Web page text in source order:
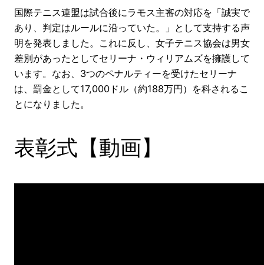
国際テニス連盟は試合後にラモス主審の対応を「誠実で
あり、判定はルールに沿っていた。」として支持する声
明を発表しました。これに反し、女子テニス協会は男女
差別があったとしてセリーナ・ウィリアムズを擁護して
います。なお、3つのペナルティーを受けたセリーナ
は、罰金として17,000ドル（約188万円）を科されるこ
とになりました。
表彰式【動画】